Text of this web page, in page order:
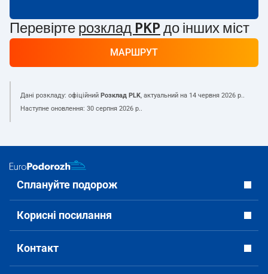
Перевірте розклад PKP до інших міст
МАРШРУТ
Дані розкладу: офіційний Розклад PLK, актуальний на 14 червня 2026 р..
Наступне оновлення: 30 серпня 2026 р..
Сплануйте подорож
Корисні посилання
Контакт